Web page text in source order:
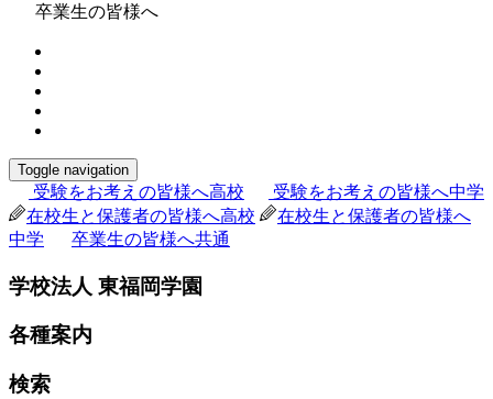
卒業生の皆様へ
Toggle navigation
受験をお考えの皆様へ高校 受験をお考えの皆様へ中学
在校生と保護者の皆様へ高校
在校生と保護者の皆様へ
中学
卒業生の皆様へ共通
学校法人 東福岡学園
各種案内
検索